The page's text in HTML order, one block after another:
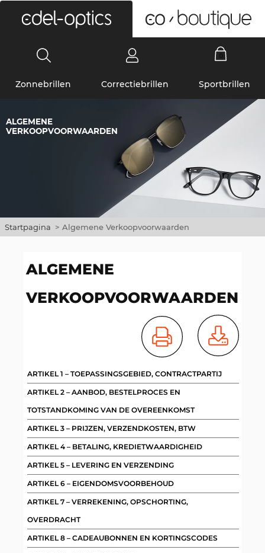
Zonnebrillen Correctiebrillen Sportbrillen
ALGEMENE
VERKOOPVOORWAARDEN
Startpagina > Algemene Verkoopvoorwaarden
ALGEMENE
VERKOOPVOORWAARDEN
ARTIKEL 1 – TOEPASSINGSGEBIED, CONTRACTPARTIJ
ARTIKEL 2 – AANBOD, BESTELPROCES EN
TOTSTANDKOMING VAN DE OVEREENKOMST
ARTIKEL 3 – PRIJZEN, VERZENDKOSTEN, BTW
ARTIKEL 4 – BETALING, KREDIETWAARDIGHEID
ARTIKEL 5 – LEVERING EN VERZENDING
ARTIKEL 6 – EIGENDOMSVOORBEHOUD
ARTIKEL 7 – VERREKENING, OPSCHORTING,
OVERDRACHT
ARTIKEL 8 – CADEAUBONNEN EN KORTINGSCODES